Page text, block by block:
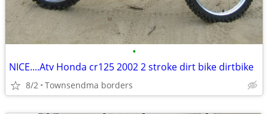
•
NICE....Atv Honda cr125 2002 2 stroke dirt bike dirtbike
8/2 Townsendma borders